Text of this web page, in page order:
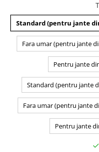
Standard (pentru jante
Fara umar (pentru jante
Pentru jante
Standard (pentru jante
Fara umar (pentru jante
Pentru jante